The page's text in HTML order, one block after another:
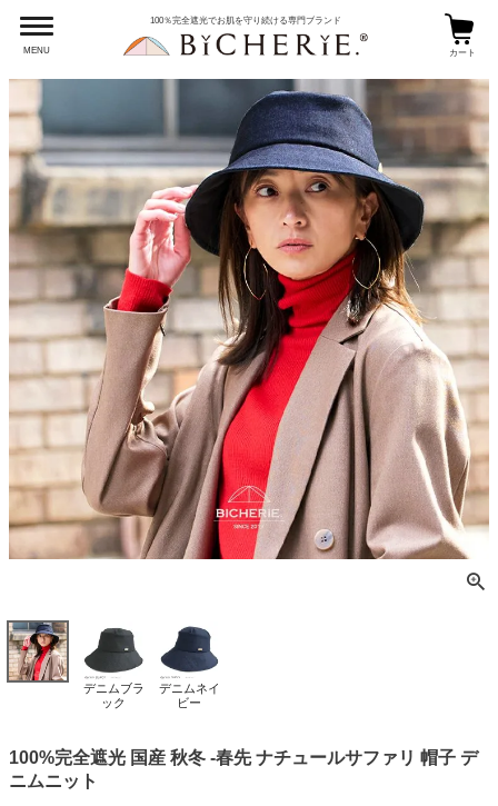
MENU
100％完全遮光でお肌を守り続ける専門ブランド
カート
デニムブラ
ック
デニムネイ
ビー
100%完全遮光 国産 秋冬 -春先 ナチュールサファリ 帽子 デ
ニムニット